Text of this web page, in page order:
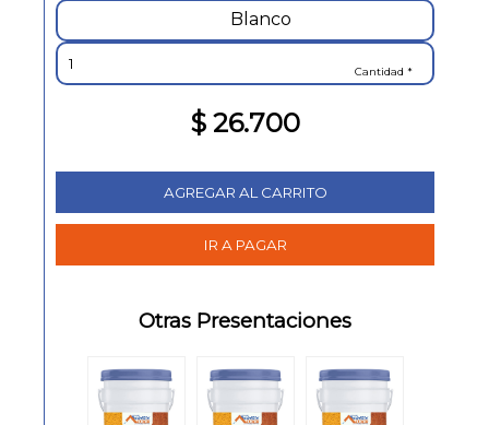
Blanco
Cantidad *
$ 26.700
Otras Presentaciones